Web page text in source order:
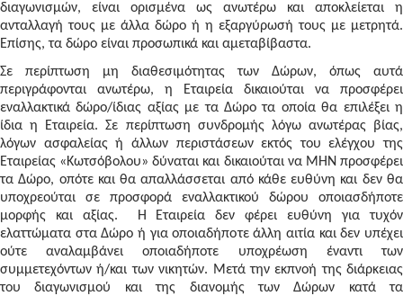
διαγωνισμών, είναι ορισμένα ως ανωτέρω και αποκλείεται η
ανταλλαγή τους με άλλα δώρο ή η εξαργύρωσή τους με μετρητά.
Επίσης, τα δώρο είναι προσωπικά και αμεταβίβαστα.
Σε περίπτωση μη διαθεσιμότητας των Δώρων, όπως αυτά
περιγράφονται ανωτέρω, η Εταιρεία δικαιούται να προσφέρει
εναλλακτικά δώρο/ίδιας αξίας με τα Δώρο τα οποία θα επιλέξει η
ίδια η Εταιρεία. Σε περίπτωση συνδρομής λόγω ανωτέρας βίας,
λόγων ασφαλείας ή άλλων περιστάσεων εκτός του ελέγχου της
Εταιρείας «Κωτσόβολου» δύναται και δικαιούται να ΜΗΝ προσφέρει
τα Δώρο, οπότε και θα απαλλάσσεται από κάθε ευθύνη και δεν θα
υποχρεούται σε προσφορά εναλλακτικού δώρου οποιασδήποτε
μορφής και αξίας. Η Εταιρεία δεν φέρει ευθύνη για τυχόν
ελαττώματα στα Δώρο ή για οποιαδήποτε άλλη αιτία και δεν υπέχει
ούτε αναλαμβάνει οποιαδήποτε υποχρέωση έναντι των
συμμετεχόντων ή/και των νικητών. Μετά την εκπνοή της διάρκειας
του διαγωνισμού και της διανομής των Δώρων κατά τα